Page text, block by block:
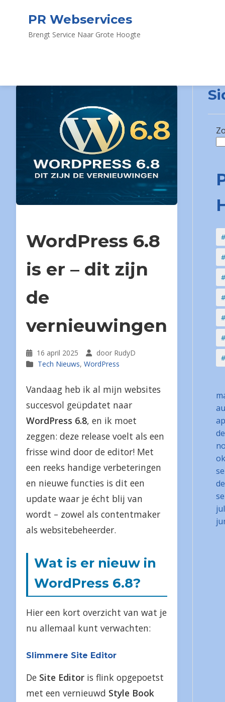
PR Webservices
Brengt Service Naar Grote Hoogte
WordPress 6.8
is er – dit zijn
de
vernieuwingen
16 april 2025
door RudyD
Tech Nieuws, WordPress
Vandaag heb ik al mijn websites
succesvol geüpdatet naar
WordPress 6.8, en ik moet
zeggen: deze release voelt als een
frisse wind door de editor! Met
een reeks handige verbeteringen
en nieuwe functies is dit een
update waar je écht blij van
wordt – zowel als contentmaker
als websitebeheerder.
Wat is er nieuw in
WordPress 6.8?
Hier een kort overzicht van wat je
nu allemaal kunt verwachten:
Slimmere Site Editor
De Site Editor is flink opgepoetst
met een vernieuwd Style Book